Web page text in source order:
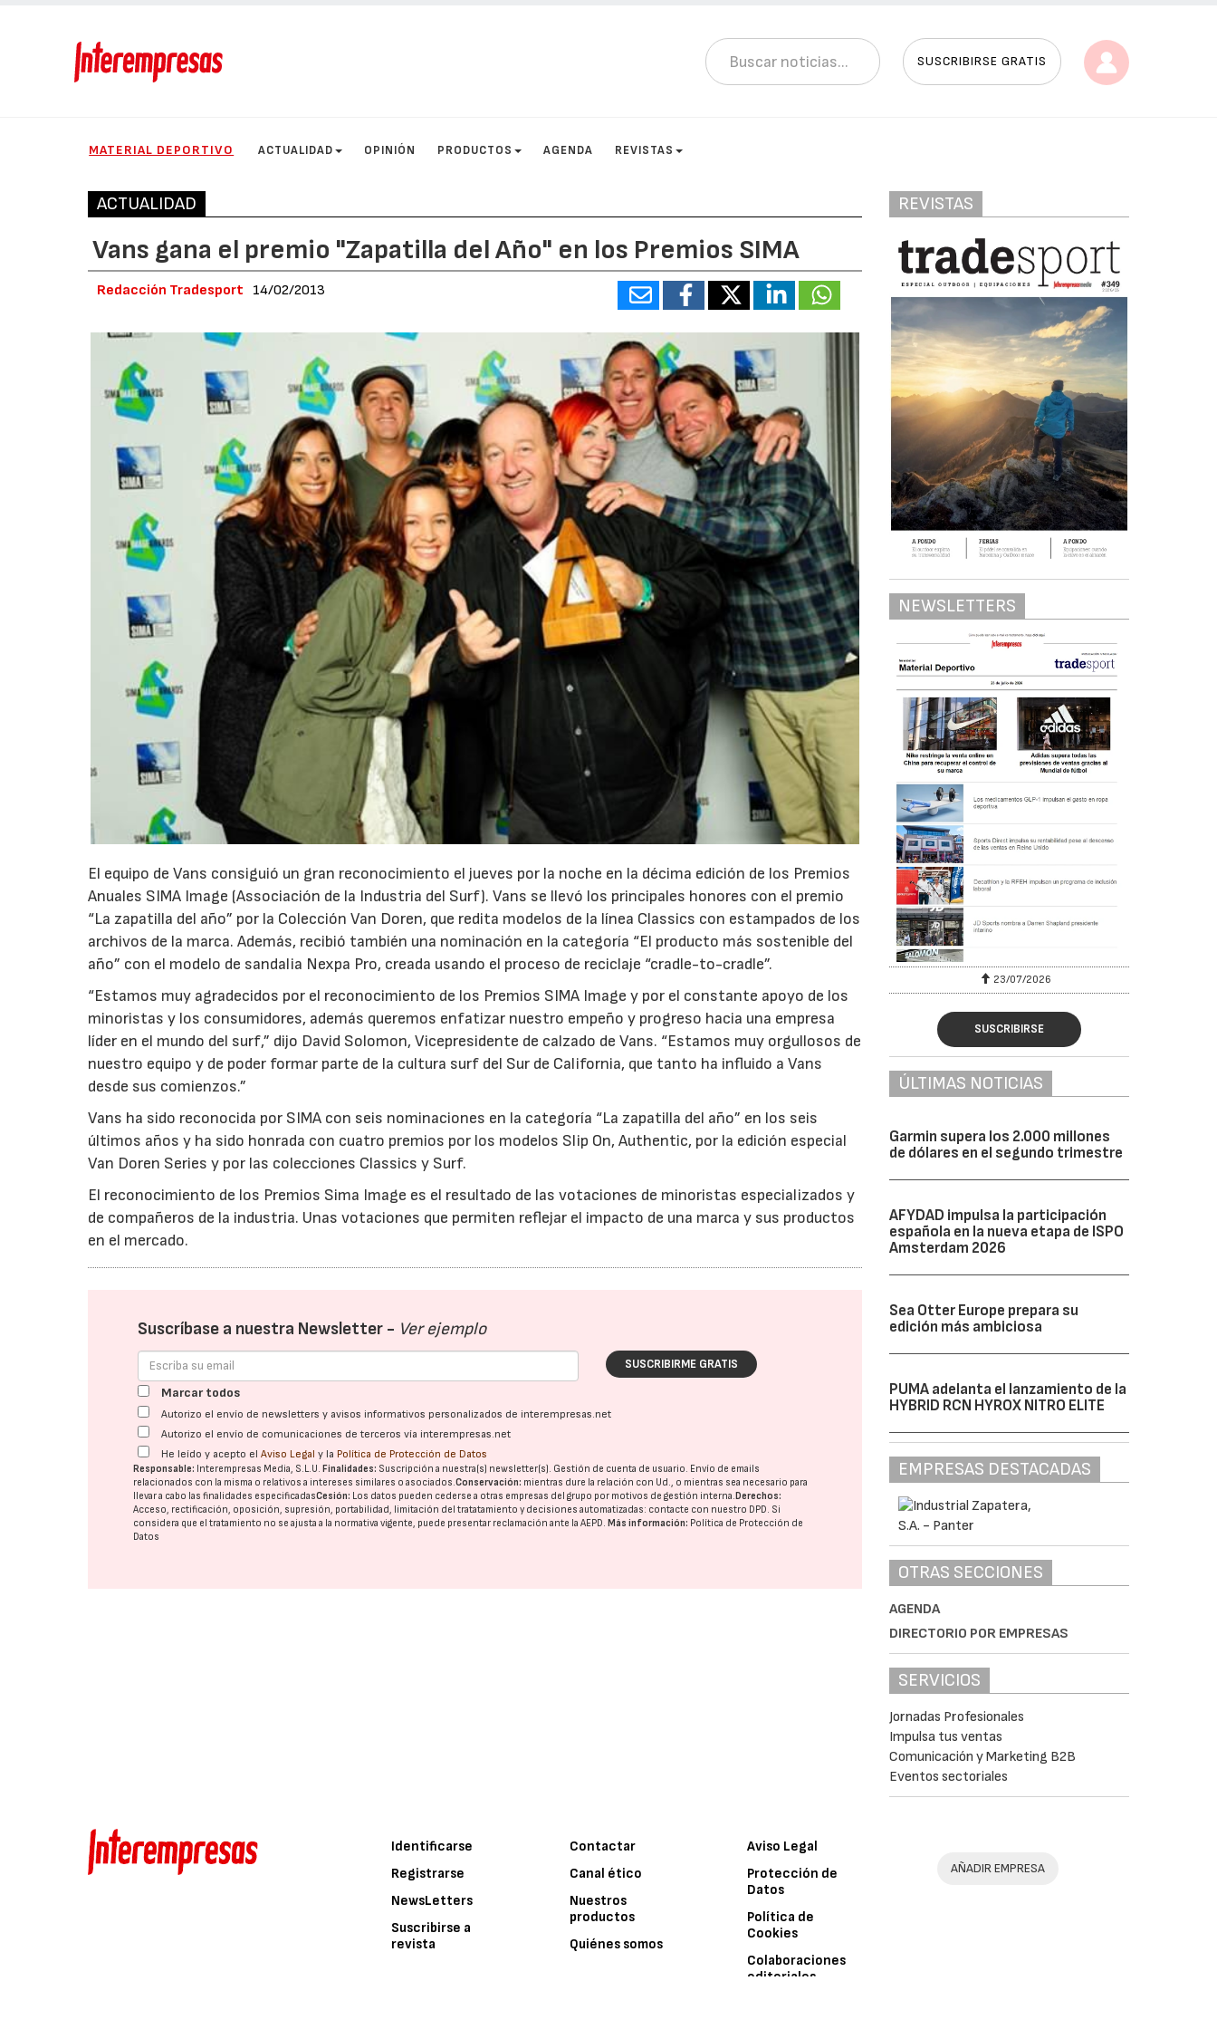
SUSCRIBIRSE GRATIS
MATERIAL DEPORTIVO ACTUALIDAD OPINIÓN PRODUCTOS AGENDA REVISTAS
ACTUALIDAD
Vans gana el premio "Zapatilla del Año" en los Premios SIMA
Redacción Tradesport 14/02/2013
El equipo de Vans consiguió un gran reconocimiento el jueves por la noche en la décima edición de los Premios
Anuales SIMA Image (Associación de la Industria del Surf). Vans se llevó los principales honores con el premio
“La zapatilla del año” por la Colección Van Doren, que redita modelos de la línea Classics con estampados de los
archivos de la marca. Además, recibió también una nominación en la categoría “El producto más sostenible del
año” con el modelo de sandalia Nexpa Pro, creada usando el proceso de reciclaje “cradle-to-cradle”.
“Estamos muy agradecidos por el reconocimiento de los Premios SIMA Image y por el constante apoyo de los
minoristas y los consumidores, además queremos enfatizar nuestro empeño y progreso hacia una empresa
líder en el mundo del surf,” dijo David Solomon, Vicepresidente de calzado de Vans. “Estamos muy orgullosos de
nuestro equipo y de poder formar parte de la cultura surf del Sur de California, que tanto ha influido a Vans
desde sus comienzos.”
Vans ha sido reconocida por SIMA con seis nominaciones en la categoría “La zapatilla del año” en los seis
últimos años y ha sido honrada con cuatro premios por los modelos Slip On, Authentic, por la edición especial
Van Doren Series y por las colecciones Classics y Surf.
El reconocimiento de los Premios Sima Image es el resultado de las votaciones de minoristas especializados y
de compañeros de la industria. Unas votaciones que permiten reflejar el impacto de una marca y sus productos
en el mercado.
Suscríbase a nuestra Newsletter - Ver ejemplo
SUSCRIBIRME GRATIS
Marcar todos
Autorizo el envío de newsletters y avisos informativos personalizados de interempresas.net
Autorizo el envío de comunicaciones de terceros vía interempresas.net
He leído y acepto elAviso Legal y la Política de Protección de Datos
Responsable: Interempresas Media, S.L.U.Finalidades: Suscripción a nuestra(s) newsletter(s). Gestión de cuenta de usuario. Envío de emails
relacionados con la misma o relativos a intereses similares o asociados.Conservación: mientras dure la relación con Ud., o mientras sea necesario para
llevar a cabo las finalidades especificadasCesión: Los datos pueden cederse a otras empresas del grupo por motivos de gestión interna.Derechos:
Acceso, rectificación, oposición, supresión, portabilidad, limitación del tratatamiento y decisiones automatizadas: contacte con nuestro DPD. Si
considera que el tratamiento no se ajusta a la normativa vigente, puede presentar reclamación ante laAEPD.Más información: Política de Protección de
Datos
REVISTAS
NEWSLETTERS
23/07/2026
SUSCRIBIRSE
ÚLTIMAS NOTICIAS
Garmin supera los 2.000 millones
de dólares en el segundo trimestre
AFYDAD impulsa la participación
española en la nueva etapa de ISPO
Amsterdam 2026
Sea Otter Europe prepara su
edición más ambiciosa
PUMA adelanta el lanzamiento de la
HYBRID RCN HYROX NITRO ELITE
EMPRESAS DESTACADAS
OTRAS SECCIONES
AGENDA
DIRECTORIO POR EMPRESAS
SERVICIOS
Jornadas Profesionales
Impulsa tus ventas
Comunicación y Marketing B2B
Eventos sectoriales
Identificarse
Registrarse
NewsLetters
Suscribirse a
revista
Contactar
Canal ético
Nuestros
productos
Quiénes somos
Aviso Legal
Protección de
Datos
Política de
Cookies
Colaboraciones
editoriales
AÑADIR EMPRESA